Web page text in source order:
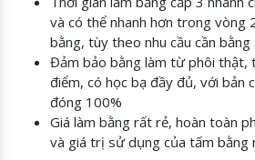
và có thể nhanh hơn trong vòng
bằng, tùy theo nhu cầu cần bằng
Đảm bảo bằng làm từ phôi thật,
điểm, có học bạ đầy đủ, với bản
đóng 100%
Giá làm bằng rất rẻ, hoàn toàn
và giá trị sử dụng của tấm bằng